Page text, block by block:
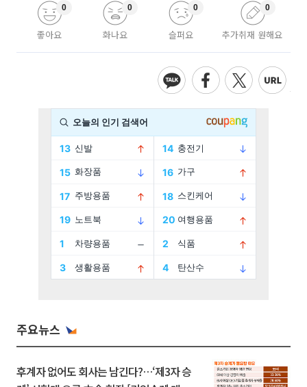
좋아요
0
화나요
0
슬퍼요
0
추가취재 원해요
0
주요뉴스
후계자 없어도 회사는 남긴다?…‘제3자 승